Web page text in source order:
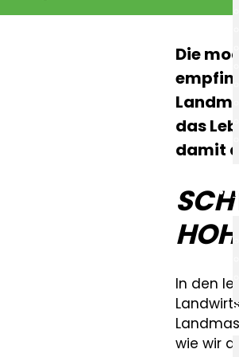
Die
das
damit
In den
wie wir